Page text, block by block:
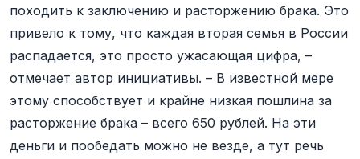
походить к заключению и расторжению брака. Это
привело к тому, что каждая вторая семья в России
распадается, это просто ужасающая цифра, –
отмечает автор инициативы. – В известной мере
этому способствует и крайне низкая пошлина за
расторжение брака – всего 650 рублей. На эти
деньги и пообедать можно не везде, а тут речь